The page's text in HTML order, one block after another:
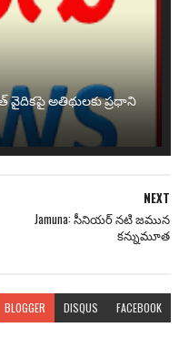
వైదికపై అతిథులకు ప్రధాని
NEXT
Jamuna: సీనియర్ నటి జమున
కన్నుమూత
BLOGGER DISQUS FACEBOOK